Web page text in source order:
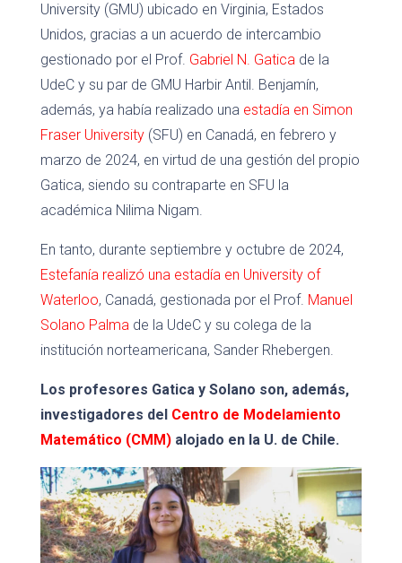
University (GMU) ubicado en Virginia, Estados
Unidos, gracias a un acuerdo de intercambio
gestionado por el Prof. Gabriel N. Gaticade la
UdeC y su par de GMU Harbir Antil. Benjamín,
además, ya había realizado una estadía en Simon
Fraser University(SFU) en Canadá, en febrero y
marzo de 2024, en virtud de una gestión del propio
Gatica, siendo su contraparte en SFU la
académica Nilima Nigam.
En tanto, durante septiembre y octubre de 2024,
Estefanía realizó una estadía en University of
Waterloo, Canadá, gestionada por el Prof. Manuel
Solano Palmade la UdeC y su colega de la
institución norteamericana, Sander Rhebergen.
Los profesores Gatica y Solano son, además,
investigadores del Centro de Modelamiento
Matemático (CMM)alojado en la U. de Chile.